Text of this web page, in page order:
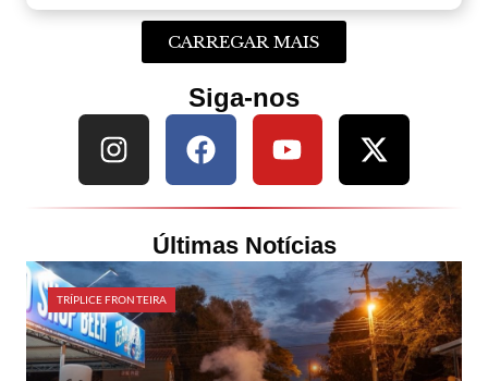
CARREGAR MAIS
Siga-nos
Últimas Notícias
TRÍPLICE FRONTEIRA